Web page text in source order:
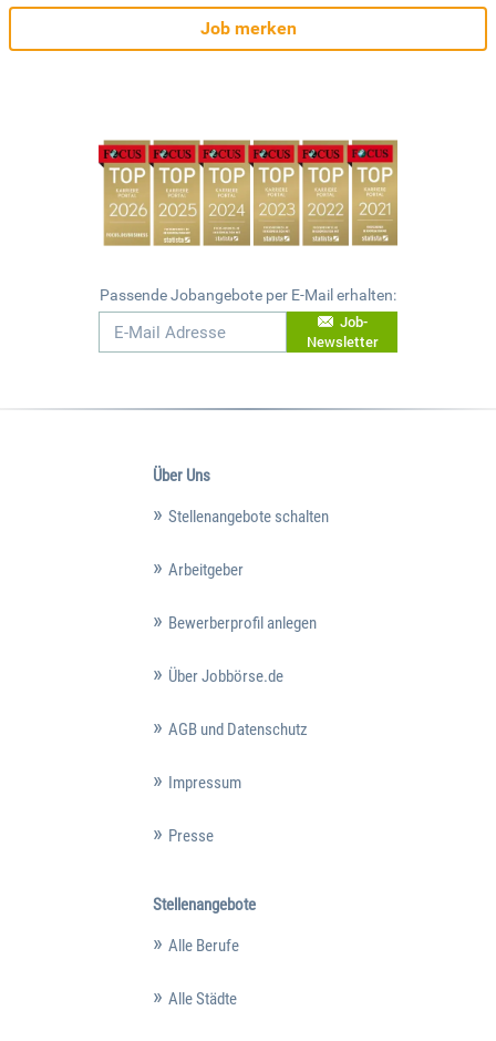
Job merken
Passende Jobangebote per E-Mail erhalten:
Job-
Newsletter
Über Uns
Stellenangebote schalten
Arbeitgeber
Bewerberprofil anlegen
Über Jobbörse.de
AGB und Datenschutz
Impressum
Presse
Stellenangebote
Alle Berufe
Alle Städte